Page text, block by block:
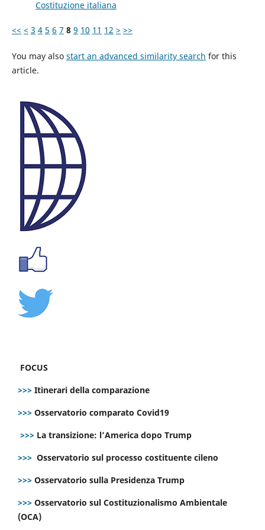
Costituzione italiana
<< < 3 4 5 6 7 8 9 10 11 12 > >>
You may also start an advanced similarity search for this
article.
FOCUS
>>> Itinerari della comparazione
>>> Osservatorio comparato Covid19
>>> La transizione: l’America dopo Trump
>>> Osservatorio sul processo costituente cileno
>>> Osservatorio sulla Presidenza Trump
>>> Osservatorio sul Costituzionalismo Ambientale
(OCA)